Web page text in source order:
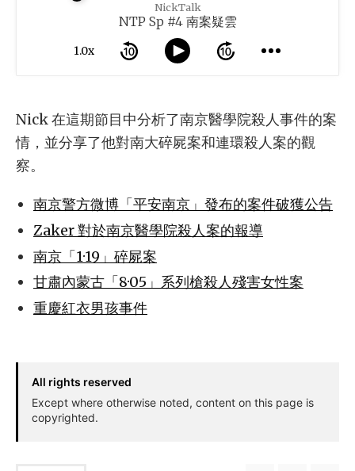
NickTalk
NTP Sp #4 南案疑雲
1.0x
Nick 在這期節目中分析了南京醫學院殺人事件的案
情，並分享了他對南大碎屍案和連環殺人案的觀
察。
南京警方微博「平安南京」發布的案件破獲公告
Zaker 對於南京醫學院殺人案的報導
南京「1·19」碎屍案
甘肅內蒙古「8·05」系列槍殺人殘害女性案
重慶紅衣男孩事件
All rights reserved
Except where otherwise noted, content on this page is
copyrighted.